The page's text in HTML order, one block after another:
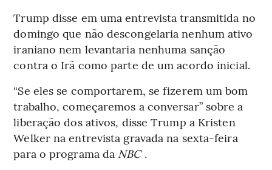
Trump disse em uma entrevista transmitida no
domingo que não descongelaria nenhum ativo
iraniano nem levantaria nenhuma sanção
contra o Irã como parte de um acordo inicial.
“Se eles se comportarem, se fizerem um bom
trabalho, começaremos a conversar” sobre a
liberação dos ativos, disse Trump a Kristen
Welker na entrevista gravada na sexta-feira
para o programa da NBC.